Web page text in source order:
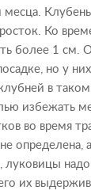
Клубень
Ко
более 1 см.
но у
в
избежать
во время
определена,
луковицы надо
их